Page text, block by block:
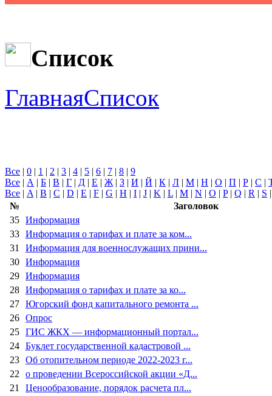
Список
ГлавнаяСписок
Все | 0 | 1 | 2 | 3 | 4 | 5 | 6 | 7 | 8 | 9
Все | А | Б | В | Г | Д | Е | Ж | З | И | Й | К | Л | М | Н | О | П | Р | С |
Все | A | B | C | D | E | F | G | H | I | J | K | L | M | N | O | P| Q | R | S
№
Заголовок
35 Информация
33 Информация о тарифах и плате за ком...
31
Информация для военнослужащих прини...
30 Информация
29 Информация
28 Информация о тарифах и плате за ко...
27 Югорский фонд капитального ремонта ...
26 Опрос
25 ГИС ЖКХ — информационный портал...
24 Буклет государственной кадастровой ...
23 Об отопительном периоде 2022-2023 г...
22
о проведении Всероссийской акции «Д...
21
Ценообразование, порядок расчета пл...